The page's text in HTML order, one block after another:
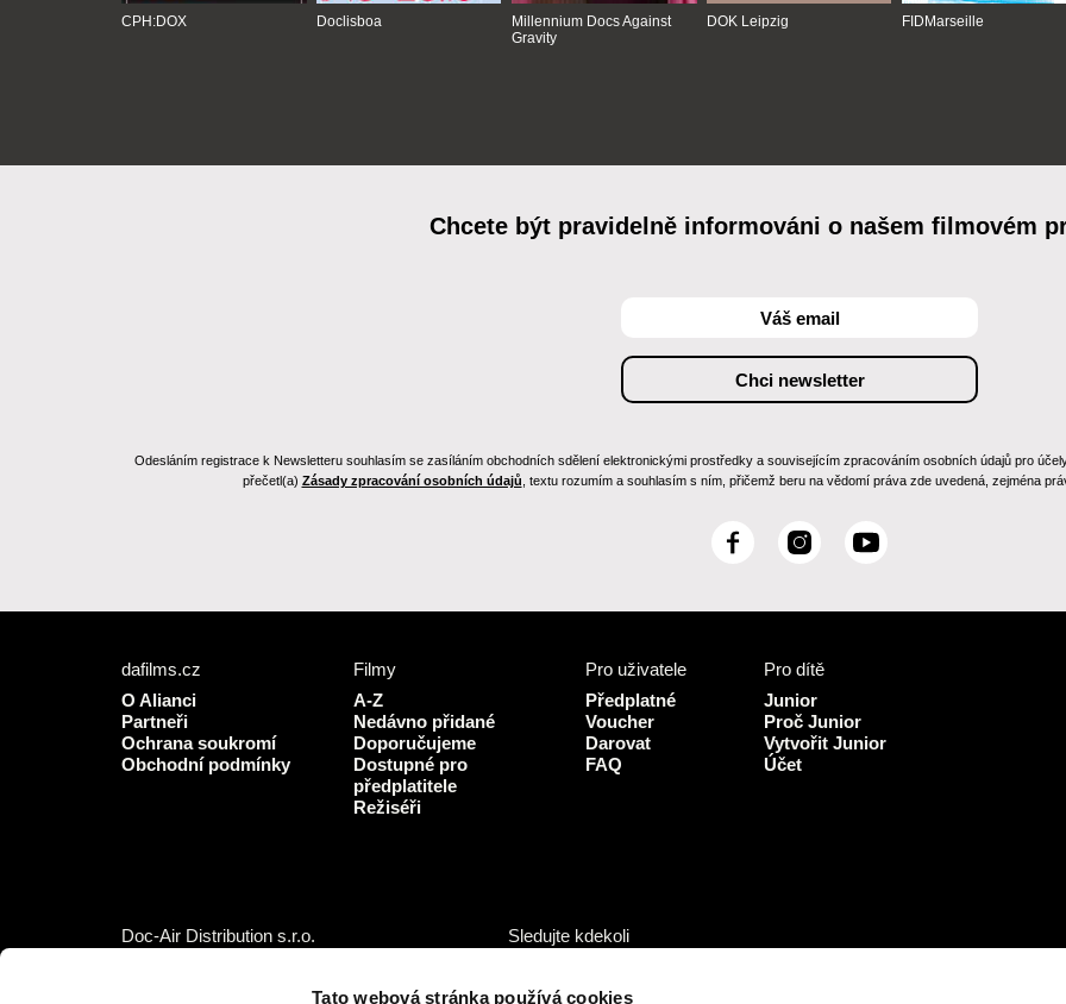
Tato webová stránka používá cookies
CPH:DOX Doclisboa
Millennium Docs Against
Gravity
DOK Leipzig FIDMarseille
Chcete být pravidelně informováni o našem filmovém
Odesláním registrace k Newsletteru souhlasím se zasíláním obchodních sdělení elektronickými prostředky a souvisejícím zpracováním osobních údajů pro
přečetl(a) Zásady zpracování osobních údajů , textu rozumím a souhlasím s ním, přičemž beru na vědomí práva zde uvedená, zejména
F
I
g
r
a
m
Y
dafilms.cz
O Alianci
Partneři
Ochrana soukromí
Obchodní podmínky
Filmy
A-Z
Nedávno přidané
Doporučujeme
Dostupné pro
předplatitele
Režiséři
Pro uživatele
Předplatné
Voucher
Darovat
FAQ
Pro dítě
Junior
Proč Junior
Vytvořit Junior
Účet
Doc-Air Distribution s.r.o.
IČO: 10981241, DIČ: CZ10981241
Sledujte kdekoli